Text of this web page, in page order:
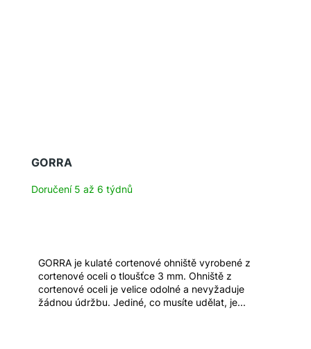
GORRA
Doručení 5 až 6 týdnů
GORRA je kulaté cortenové ohniště vyrobené z
cortenové oceli o tloušťce 3 mm. Ohniště z
cortenové oceli je velice odolné a nevyžaduje
žádnou údržbu. Jediné, co musíte udělat, je...